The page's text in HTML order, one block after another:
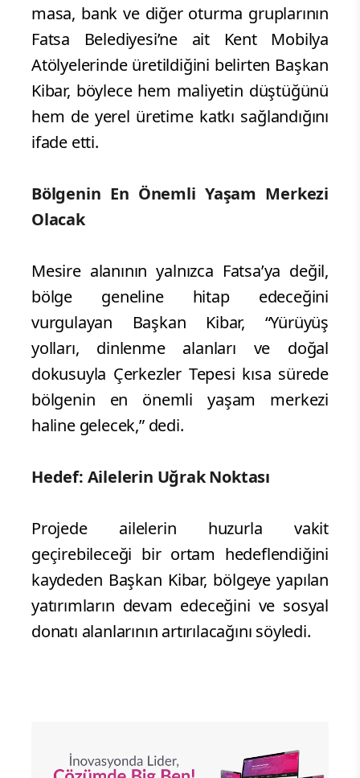
masa, bank ve diğer oturma gruplarının
Fatsa Belediyesi’ne ait Kent Mobilya
Atölyelerinde üretildiğini belirten Başkan
Kibar, böylece hem maliyetin düştüğünü
hem de yerel üretime katkı sağlandığını
ifade etti.
Bölgenin En Önemli Yaşam Merkezi
Olacak
Mesire alanının yalnızca Fatsa’ya değil,
bölge geneline hitap edeceğini
vurgulayan Başkan Kibar, “Yürüyüş
yolları, dinlenme alanları ve doğal
dokusuyla Çerkezler Tepesi kısa sürede
bölgenin en önemli yaşam merkezi
haline gelecek,” dedi.
Hedef: Ailelerin Uğrak Noktası
Projede ailelerin huzurla vakit
geçirebileceği bir ortam hedeflendiğini
kaydeden Başkan Kibar, bölgeye yapılan
yatırımların devam edeceğini ve sosyal
donatı alanlarının artırılacağını söyledi.